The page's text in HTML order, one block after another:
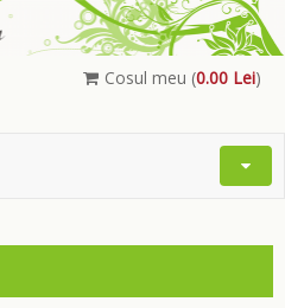
Cosul meu (0.00 Lei)
Open